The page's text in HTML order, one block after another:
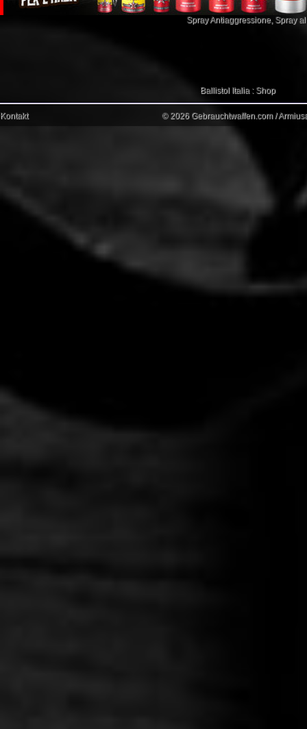
Spray Antiaggressione, Spray
Ballistol Italia : Shop
Kontakt © 2026 Gebrauchtwaffen.com /